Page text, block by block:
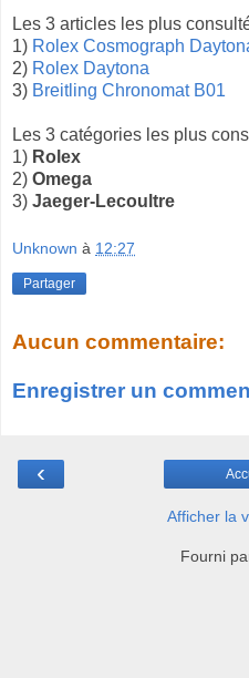
Les 3 articles les plus
1) Rolex Cosmograph
2) Rolex Daytona
3) Breitling Chronomat B01
Les 3 catégories les plus
1) Rolex
2) Omega
3) Jaeger-Lecoultre
Unknown à 12:27
Partager
Aucun commentaire:
Enregistrer un
‹
Afficher la
Fourni